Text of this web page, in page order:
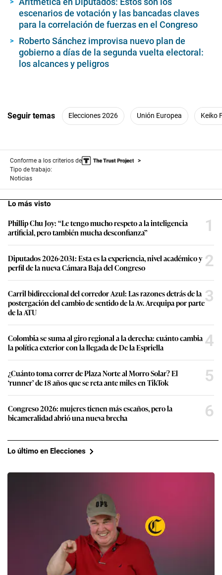
escenarios de votación y las bancadas claves
para la correlación de fuerzas en el Congreso
Roberto Sánchez improvisa nuevo plan de
gobierno a días de la segunda vuelta electoral:
los alcances y peligros
Seguir temas Elecciones 2026 Unión Europea Keiko
Conforme a los criterios de
Tipo de trabajo:
Noticias
Lo más visto
Phillip Chu Joy: “Le tengo mucho respeto a la inteligencia
artificial, pero también mucha desconfianza”
1
Diputados 2026-2031: Esta es la experiencia, nivel académico y
perfil de la nueva Cámara Baja del Congreso
2
Carril bidireccional del corredor Azul: Las razones detrás de la
postergación del cambio de sentido de la Av. Arequipa por parte
de la ATU
3
Colombia se suma al giro regional a la derecha: cuánto cambia
la política exterior con la llegada de De la Espriella
4
¿Cuánto toma correr de Plaza Norte al Morro Solar? El
‘runner’ de 18 años que se reta ante miles en TikTok
5
Congreso 2026: mujeres tienen más escaños, pero la
bicameralidad abrió una nueva brecha
6
Lo último en Elecciones